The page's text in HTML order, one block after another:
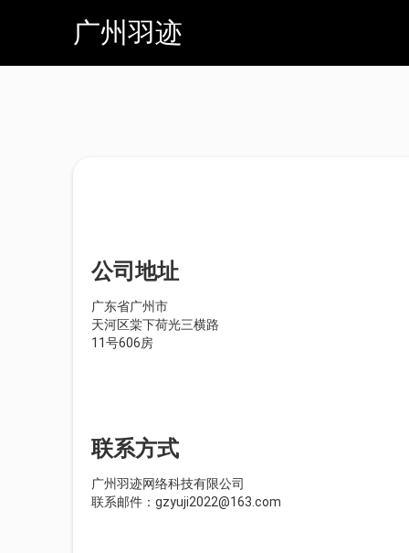
广州羽迹
公司地址
广东省广州市
天河区棠下荷光三横路
11号606房
联系方式
广州羽迹网络科技有限公司
联系邮件：gzyuji2022@163.com